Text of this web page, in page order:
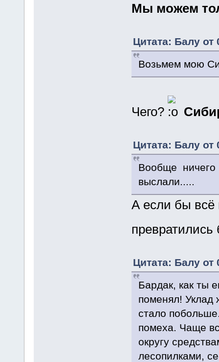
Мы можем
Цитата: Балу от
Возьмем мою
Чего?
Цитата: Балу от
Вообще ничего
выслали.....
А если бы всё
Цитата: Балу от
Бардак, как ты
поменял! Уклад
стало
помеха. Чаще
округу
лесопилками,